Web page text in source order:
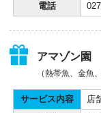
電話
アマゾン園
（熱帯魚、金魚
サービス内容 店